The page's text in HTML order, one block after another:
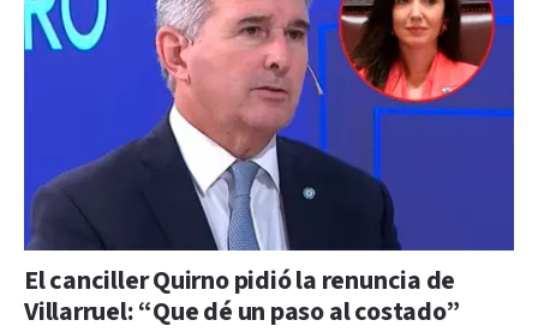
El canciller Quirno pidió la renuncia de
Villarruel: “Que dé un paso al costado”